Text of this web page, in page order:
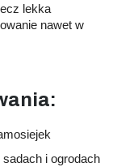
lekka
nawet w
i ogrodach